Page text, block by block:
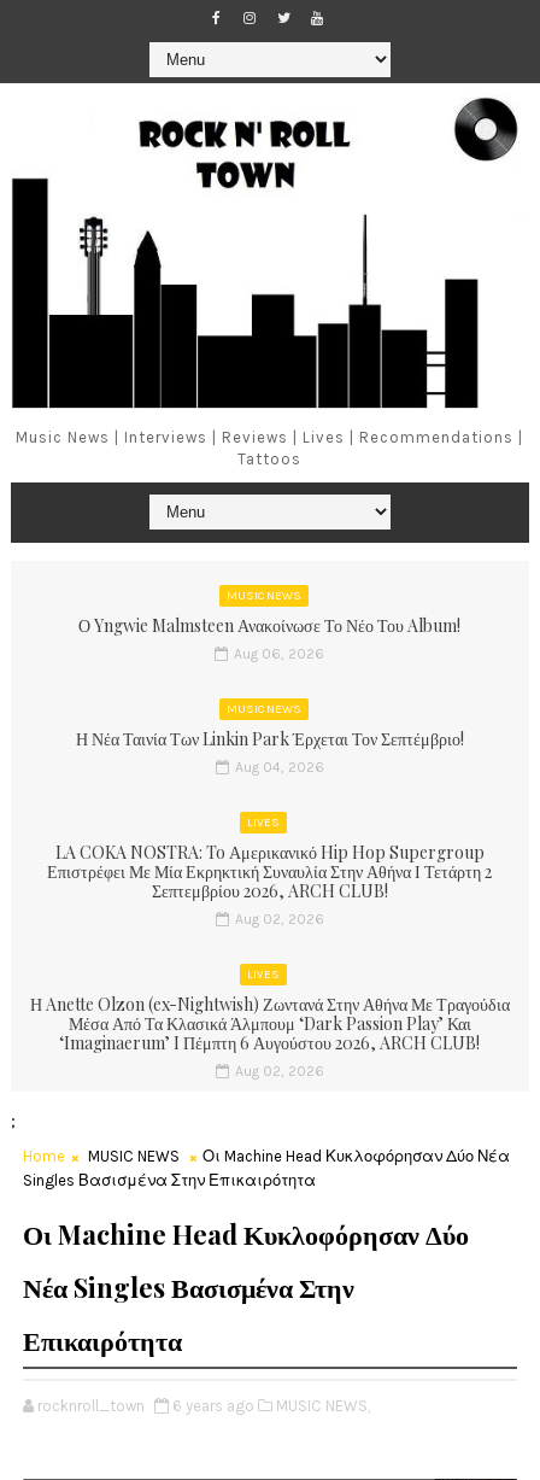
Music News | Interviews | Reviews | Lives | Recommendations |
Tattoos
MUSIC NEWS
Ο Yngwie Malmsteen Ανακοίνωσε Το Νέο Του Album!
Aug 06, 2026
MUSIC NEWS
Η Νέα Ταινία Των Linkin Park Έρχεται Τον Σεπτέμβριο!
Aug 04, 2026
LIVES
LA COKA NOSTRA: To Αμερικανικό Hip Hop Supergroup
Επιστρέφει Με Μία Εκρηκτική Συναυλία Στην Αθήνα Ι Τετάρτη 2
Σεπτεμβρίου 2026, ARCH CLUB!
Aug 02, 2026
LIVES
Η Anette Olzon (ex-Nightwish) Ζωντανά Στην Αθήνα Με Τραγούδια
Μέσα Από Τα Κλασικά Άλμπουμ ‘Dark Passion Play’ Και
‘Imaginaerum’ I Πέμπτη 6 Αυγούστου 2026, ARCH CLUB!
Aug 02, 2026
;
Home MUSIC NEWS
Οι Machine Head Κυκλοφόρησαν Δύο Νέα
Singles Βασισμένα Στην Επικαιρότητα
Οι Machine Head Κυκλοφόρησαν Δύο
Νέα Singles Βασισμένα Στην
Επικαιρότητα
rocknroll_town 6 years ago MUSIC NEWS,